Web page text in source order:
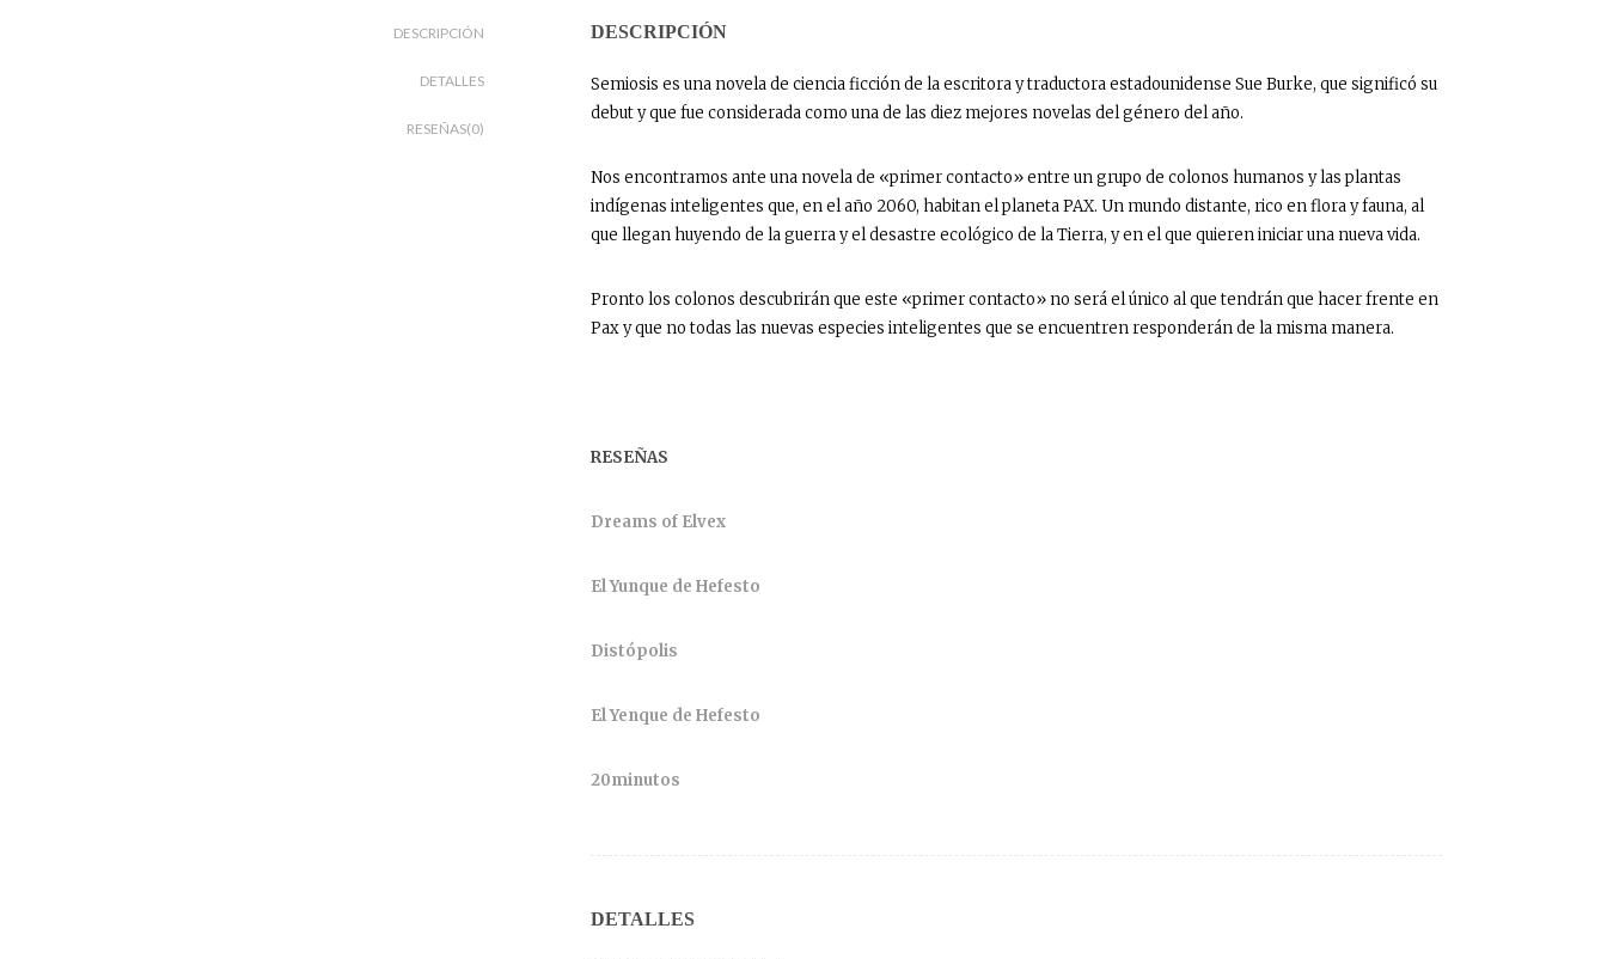
DESCRIPCIÓN
DETALLES
RESEÑAS(0)
DESCRIPCIÓN
Semiosis es una novela de ciencia ficción de la escritora y traductora estadounidense Sue Burke, que significó su
debut y que fue considerada como una de las diez mejores novelas del género del año.
Nos encontramos ante una novela de «primer contacto» entre un grupo de colonos humanos y las plantas
indígenas inteligentes que, en el año 2060, habitan el planeta PAX. Un mundo distante, rico en flora y fauna, al
que llegan huyendo de la guerra y el desastre ecológico de la Tierra, y en el que quieren iniciar una nueva vida.
Pronto los colonos descubrirán que este «primer contacto» no será el único al que tendrán que hacer frente en
Pax y que no todas las nuevas especies inteligentes que se encuentren responderán de la misma manera.
RESEÑAS
Dreams of Elvex
El Yunque de Hefesto
Distópolis
El Yenque de Hefesto
20minutos
DETALLES